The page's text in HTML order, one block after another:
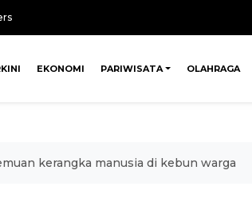
EKONOMI PARIWISATA OLAHRAGA
kerangka manusia di kebun warga